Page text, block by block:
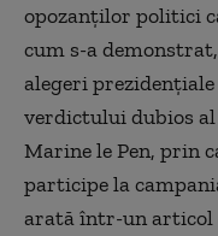
opozanților politici
cum s-a
alegeri
verdictului dubios
Marine le Pen, prin
participe la
arată într-un articol